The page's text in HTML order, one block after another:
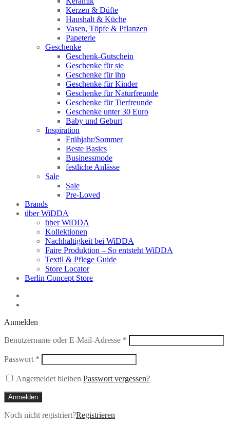
Kerzen & Düfte
Haushalt & Küche
Vasen, Töpfe & Pflanzen
Papeterie
Geschenke
Geschenk-Gutschein
Geschenke für sie
Geschenke für ihn
Geschenke für Kinder
Geschenke für Naturfreunde
Geschenke für Tierfreunde
Geschenke unter 30 Euro
Baby und Geburt
Inspiration
Frühjahr/Sommer
Beste Basics
Businessmode
festliche Anlässe
Sale
Sale
Pre-Loved
Brands
über WiDDA
über WiDDA
Kollektionen
Nachhaltigkeit bei WiDDA
Faire Produktion – So entsteht WiDDA
Textil & Pflege Guide
Store Locator
Berlin Concept Store
Anmelden
Benutzername oder E-Mail-Adresse * Erforderlich
Passwort * Erforderlich
Angemeldet bleiben Passwort vergessen?
Anmelden
Noch nicht registriert?Registrieren